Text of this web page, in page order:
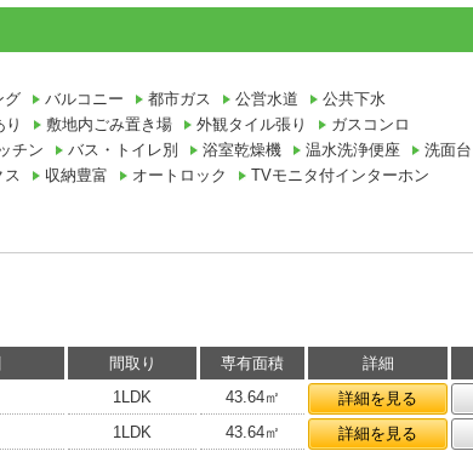
グ バルコニー 都市ガス 公営水道
公共下水
り 敷地内ごみ置き場 外観タイル張り
ガスコンロ
チン バス・トイレ別 浴室乾燥機 温水洗浄便座
洗面台
ス 収納豊富 オートロック
TVモニタ付インターホン
間取り 専有面積 詳細
1LDK 43.64㎡ 詳細を見る
1LDK 43.64㎡ 詳細を見る